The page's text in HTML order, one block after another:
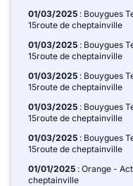
01/03/2025 : Bouygues
15route de cheptainville
01/03/2025 : Bouygues
15route de cheptainville
01/03/2025 : Bouygues
15route de cheptainville
01/03/2025 : Bouygues
15route de cheptainville
01/03/2025 : Bouygues
15route de cheptainville
01/01/2025 : Orange -
cheptainville